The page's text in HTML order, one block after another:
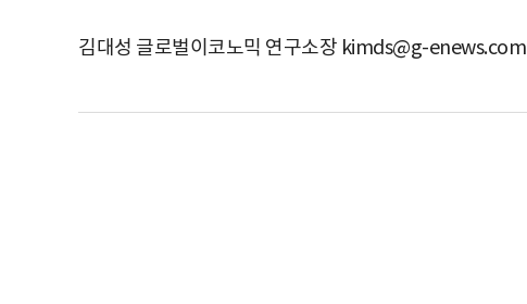
김대성 글로벌이코노믹 연구소장 kimds@g-enews.com